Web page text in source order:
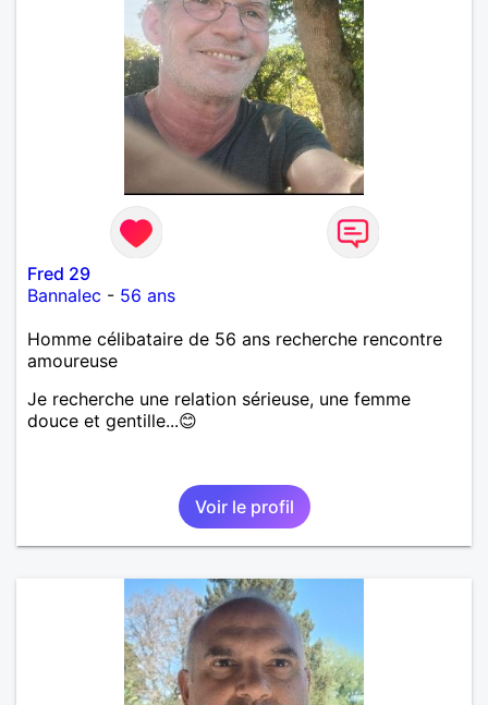
Fred 29
Bannalec - 56 ans
Homme célibataire de 56 ans recherche rencontre
amoureuse
Je recherche une relation sérieuse, une femme
douce et gentille...😊
Voir le profil